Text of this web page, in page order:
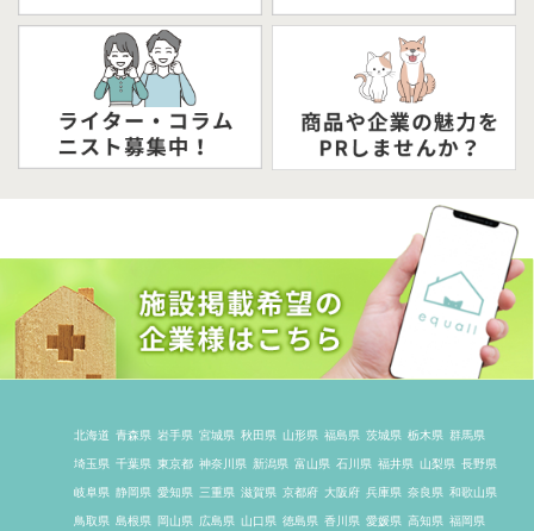
北海道 青森県 岩手県 宮城県 秋田県 山形県 福島県 茨城県 栃木県 群馬県
埼玉県 千葉県 東京都 神奈川県 新潟県 富山県 石川県 福井県 山梨県 長野県
岐阜県 静岡県 愛知県 三重県 滋賀県 京都府 大阪府 兵庫県 奈良県 和歌山県
鳥取県 島根県 岡山県 広島県 山口県 徳島県 香川県 愛媛県 高知県 福岡県